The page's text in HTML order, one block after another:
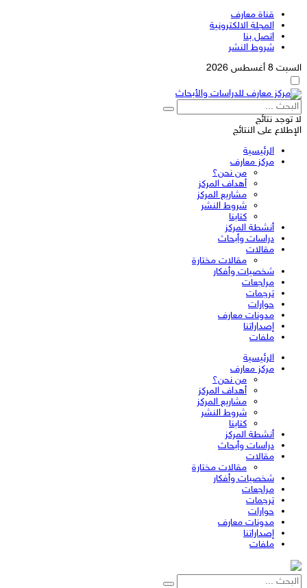
قناة معارف
المجلة الالكترونية
اتصل بنا
شروط النشر
السبت 8 أغسطس 2026
لا توجد نتائج
الإطلاع على النتائج
الرئيسية
مركز معارف
من نحن؟
أهداف المركز
مشاريع المركز
شروط النشر
كتابنا
أنشطة المركز
دراسات وأبحاث
مقالات
مقالات مختارة
شخصيات وأفكار
مراجعات
ترجمات
حوارات
مدونات معارف
إصداراتنا
ملفات
الرئيسية
مركز معارف
من نحن؟
أهداف المركز
مشاريع المركز
شروط النشر
كتابنا
أنشطة المركز
دراسات وأبحاث
مقالات
مقالات مختارة
شخصيات وأفكار
مراجعات
ترجمات
حوارات
مدونات معارف
إصداراتنا
ملفات